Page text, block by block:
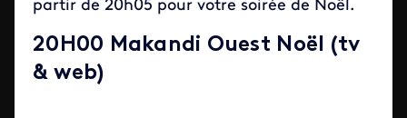
partir de 20h05 pour votre soirée de Noël.
20H00 Makandi Ouest Noël (tv
& web)